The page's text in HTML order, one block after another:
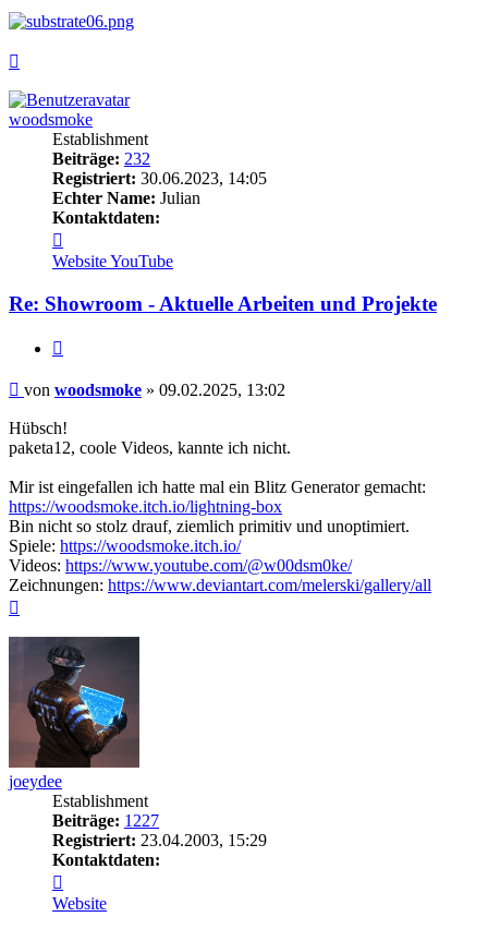
woodsmoke
Establishment
Beiträge: 232
Registriert: 30.06.2023, 14:05
Echter Name: Julian
Kontaktdaten:
von
woodsmoke
WebsiteYouTube
Re: Showroom - Aktuelle Arbeiten und Projekte
Beitrag
von woodsmoke » 09.02.2025, 13:02
Hübsch!
paketa12, coole Videos, kannte ich nicht.
Mir ist eingefallen ich hatte mal ein Blitz Generator gemacht:
https://woodsmoke.itch.io/lightning-box
Bin nicht so stolz drauf, ziemlich primitiv und unoptimiert.
Spiele: https://woodsmoke.itch.io/
Videos: https://www.youtube.com/@w00dsm0ke/
Zeichnungen: https://www.deviantart.com/melerski/gallery/all
joeydee
Establishment
Beiträge: 1227
Registriert: 23.04.2003, 15:29
Kontaktdaten:
von
joeydee
Website